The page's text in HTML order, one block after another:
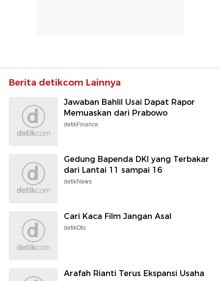
Berita detikcom Lainnya
Jawaban Bahlil Usai Dapat Rapor
Memuaskan dari Prabowo
detikFinance
Gedung Bapenda DKI yang Terbakar
dari Lantai 11 sampai 16
detikNews
Cari Kaca Film Jangan Asal
detikOto
Arafah Rianti Terus Ekspansi Usaha